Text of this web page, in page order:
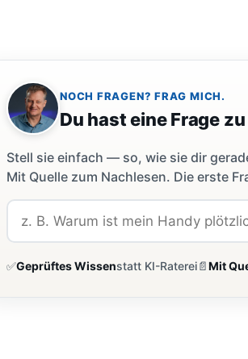
NOCH FRAGEN? FRAG MICH.
Du hast eine Frage
Stell sie einfach — so, wie sie dir
Mit Quelle zum Nachlesen. Die erste
✅Geprüftes Wissenstatt KI-Raterei📄Mit